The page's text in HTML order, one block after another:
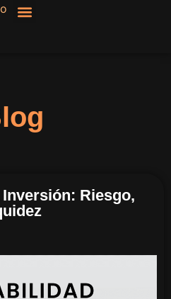
Riesgo,